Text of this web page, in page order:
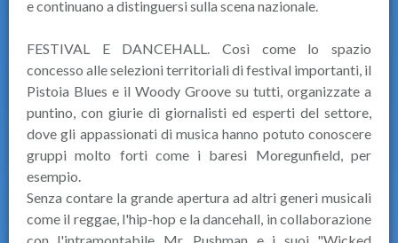
e continuano a distinguersi sulla scena nazionale.
FESTIVAL E DANCEHALL. Così come lo spazio
concesso alle selezioni territoriali di festival importanti, il
Pistoia Blues e il Woody Groove su tutti, organizzate a
puntino, con giurie di giornalisti ed esperti del settore,
dove gli appassionati di musica hanno potuto conoscere
gruppi molto forti come i baresi Moregunfield, per
esempio.
Senza contare la grande apertura ad altri generi musicali
come il reggae, l'hip-hop e la dancehall, in collaborazione